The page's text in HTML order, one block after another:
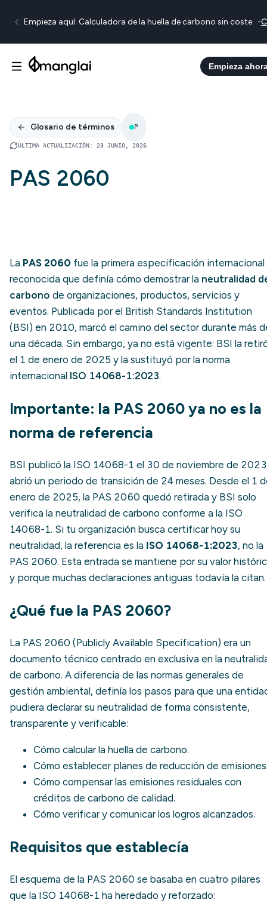
Empieza aquí: Calculadora de la huella de carbono sin coste. -
Empieza
Glosario de términos P
ÚLTIMA ACTUALIZACIÓN: 23 JUNIO, 2026
PAS 2060
La PAS 2060 fue la primera especificación internacional
reconocida que definía cómo demostrar la neutralidad
carbono de organizaciones, productos, servicios y
eventos. Publicada por el British Standards Institution
(BSI) en 2010, marcó el camino del sector durante más
una década. Sin embargo, ya no está vigente: BSI la
el 1 de enero de 2025 y la sustituyó por la norma
internacional ISO 14068-1:2023.
Importante: la PAS 2060 ya no es la
norma de referencia
BSI publicó la ISO 14068-1 el 30 de noviembre de
abrió un periodo de transición de 24 meses. Desde el 1
enero de 2025, la PAS 2060 quedó retirada y BSI solo
verifica la neutralidad de carbono conforme a la ISO
14068-1. Si tu organización busca certificar hoy su
neutralidad, la referencia es la ISO 14068-1:2023, no la
PAS 2060. Esta entrada se mantiene por su valor
y porque muchas declaraciones antiguas todavía la citan.
¿Qué fue la PAS 2060?
La PAS 2060 (Publicly Available Specification) era un
documento técnico centrado en exclusiva en la
de carbono. A diferencia de las normas generales de
gestión ambiental, definía los pasos para que una
pudiera declarar su neutralidad de forma consistente,
transparente y verificable:
Cómo calcular la huella de carbono.
Cómo establecer planes de reducción de
Cómo compensar las emisiones residuales con
créditos de carbono de calidad.
Cómo verificar y comunicar los logros alcanzados.
Requisitos que establecía
El esquema de la PAS 2060 se basaba en cuatro pilares
que la ISO 14068-1 ha heredado y reforzado: